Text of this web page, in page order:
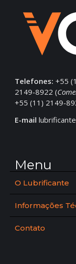
Telefones: +55
2149-8922 (
+55 (11) 2149-
E-mail
Menu
O Lubrificante
Informações
Contato